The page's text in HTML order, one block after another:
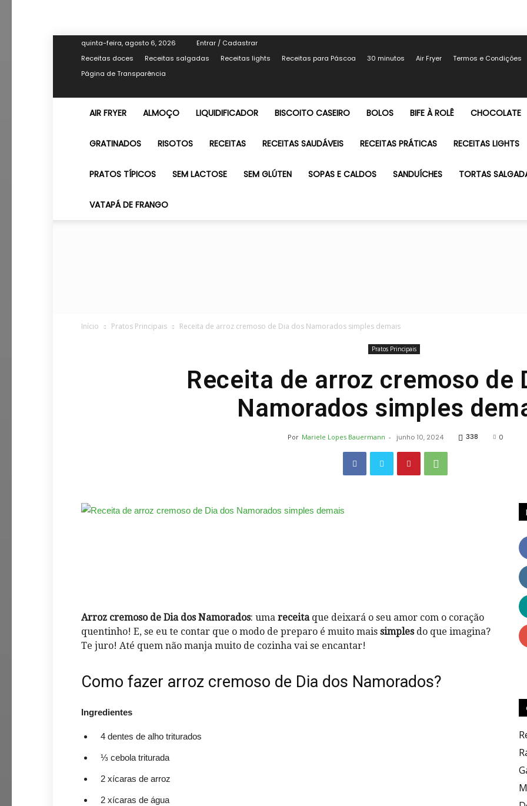
quinta-feira, agosto 6, 2026
Entrar / Cadastrar
Receitas doces
Receitas salgadas Receitas lights Receitas para Páscoa 30 minutos Air Fryer
Termos e Condições
Página de Transparência
AIR FRYER ALMOÇO LIQUIDIFICADOR BISCOITO CASEIRO BOLOS BIFE À ROLÊ CHOCOLATE
GRATINADOS RISOTOS RECEITAS RECEITAS SAUDÁVEIS RECEITAS PRÁTICAS RECEITAS LIGHTS
PRATOS TÍPICOS SEM LACTOSE SEM GLÚTEN SOPAS E CALDOS SANDUÍCHES TORTAS
VATAPÁ DE FRANGO
Deliciosas
Culinárias
Início Pratos Principais Receita de arroz cremoso de Dia dos Namorados simples demais
Pratos Principais
Receita de arroz cremoso de
Namorados simples
Por Mariele Lopes Bauermann - junho 10, 2024 338 0
Arroz cremosode Dia dos Namorados: uma receitaque deixará o seu amor com o coração
quentinho! E, se eu te contar que o modo de preparo é muito mais simplesdo que imagina?
Te juro! Até quem não manja muito de cozinha vai se encantar!
Como fazer arroz cremoso de Dia dos Namorados?
Ingredientes
4 dentes de alho triturados
⅓ cebola triturada
2 xícaras de arroz
2 xícaras de água